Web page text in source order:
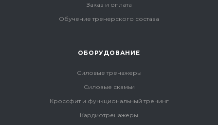
Заказ и оплата
Обучение тренерского состава
ОБОРУДОВАНИЕ
Силовые тренажеры
Силовые скамьи
Кроссфит и функциональный тренинг
Кардиотренажеры